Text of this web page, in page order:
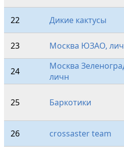
22
Дикие кактусы
23
Москва ЮЗАО,
24
Москва
личн
25 Баркотики
26
crossaster team